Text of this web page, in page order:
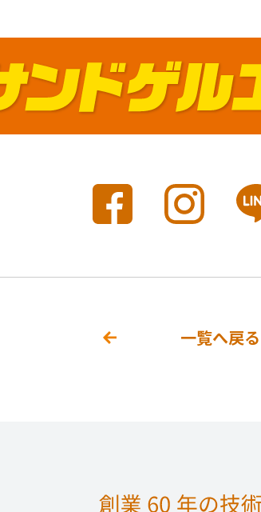
一覧へ戻る